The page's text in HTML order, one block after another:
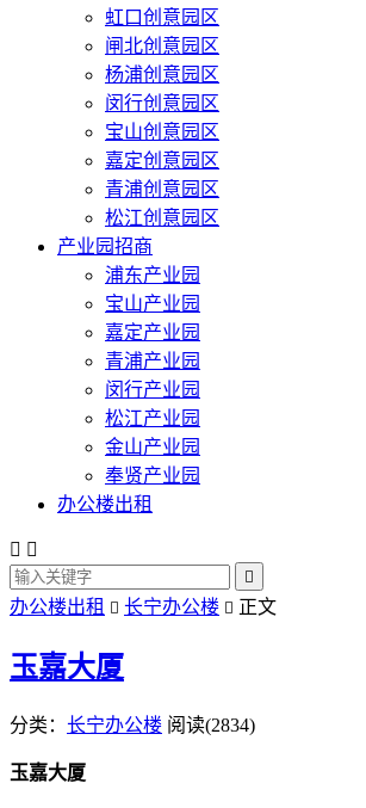
虹口创意园区
闸北创意园区
杨浦创意园区
闵行创意园区
宝山创意园区
嘉定创意园区
青浦创意园区
松江创意园区
产业园招商
浦东产业园
宝山产业园
嘉定产业园
青浦产业园
闵行产业园
松江产业园
金山产业园
奉贤产业园
办公楼出租
 

办公楼出租  长宁办公楼  正文
玉嘉大厦
分类： 长宁办公楼 阅读(2834)
玉嘉大厦